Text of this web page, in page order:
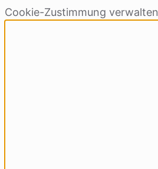
Cookie-Zustimmung verwalten